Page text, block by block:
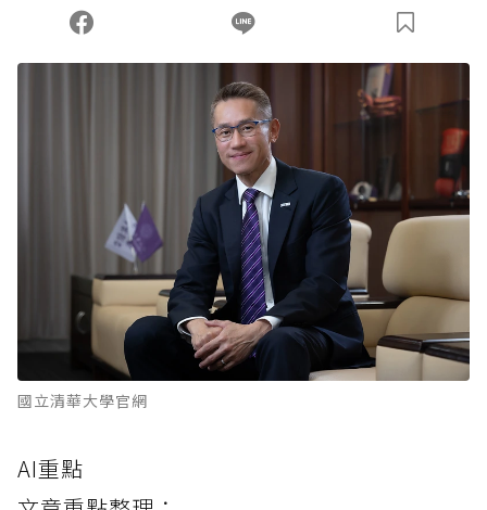
您當前剩餘 U 利點數：0點；前往 購買點數
國立清華大學官網
AI重點